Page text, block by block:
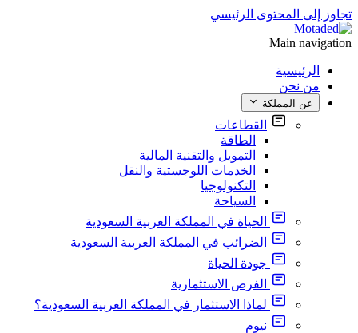
تجاوز إلى المحتوى الرئيسي
Main navigation
الرئيسية
من نحن
عن المملكة
القطاعات
الطاقة
التمويل والتقنية المالية
الخدمات اللوجستية والنقل
التكنولوجيا
السياحة
الحياة في المملكة العربية السعودية
الضرائب في المملكة العربية السعودية
جودة الحياة
الفرص الاستثمارية
لماذا الاستثمار في المملكة العربية السعودية؟
نيوم